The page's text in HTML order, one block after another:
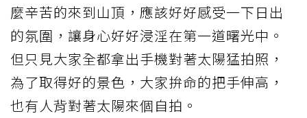
麼辛苦的來到山頂，應該好好感受一下日出
的氛圍，讓身心好好浸淫在第一道曙光中。
但只見大家全都拿出手機對著太陽猛拍照，
為了取得好的景色，大家拚命的把手伸高，
也有人背對著太陽來個自拍。